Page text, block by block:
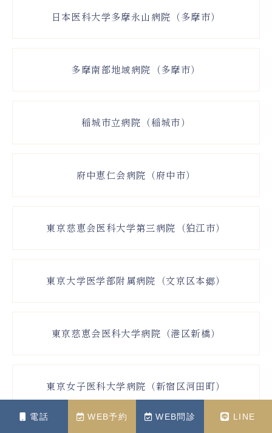
電話 WEB予約 WEB問診 LINE
日本医科大学多摩永山病院（多摩市）
多摩南部地域病院（多摩市）
稲城市立病院（稲城市）
府中恵仁会病院（府中市）
東京慈恵会医科大学第三病院（狛江市）
東京大学医学部附属病院（文京区本郷）
東京慈恵会医科大学病院（港区新橋）
東京女子医科大学病院（新宿区河田町）